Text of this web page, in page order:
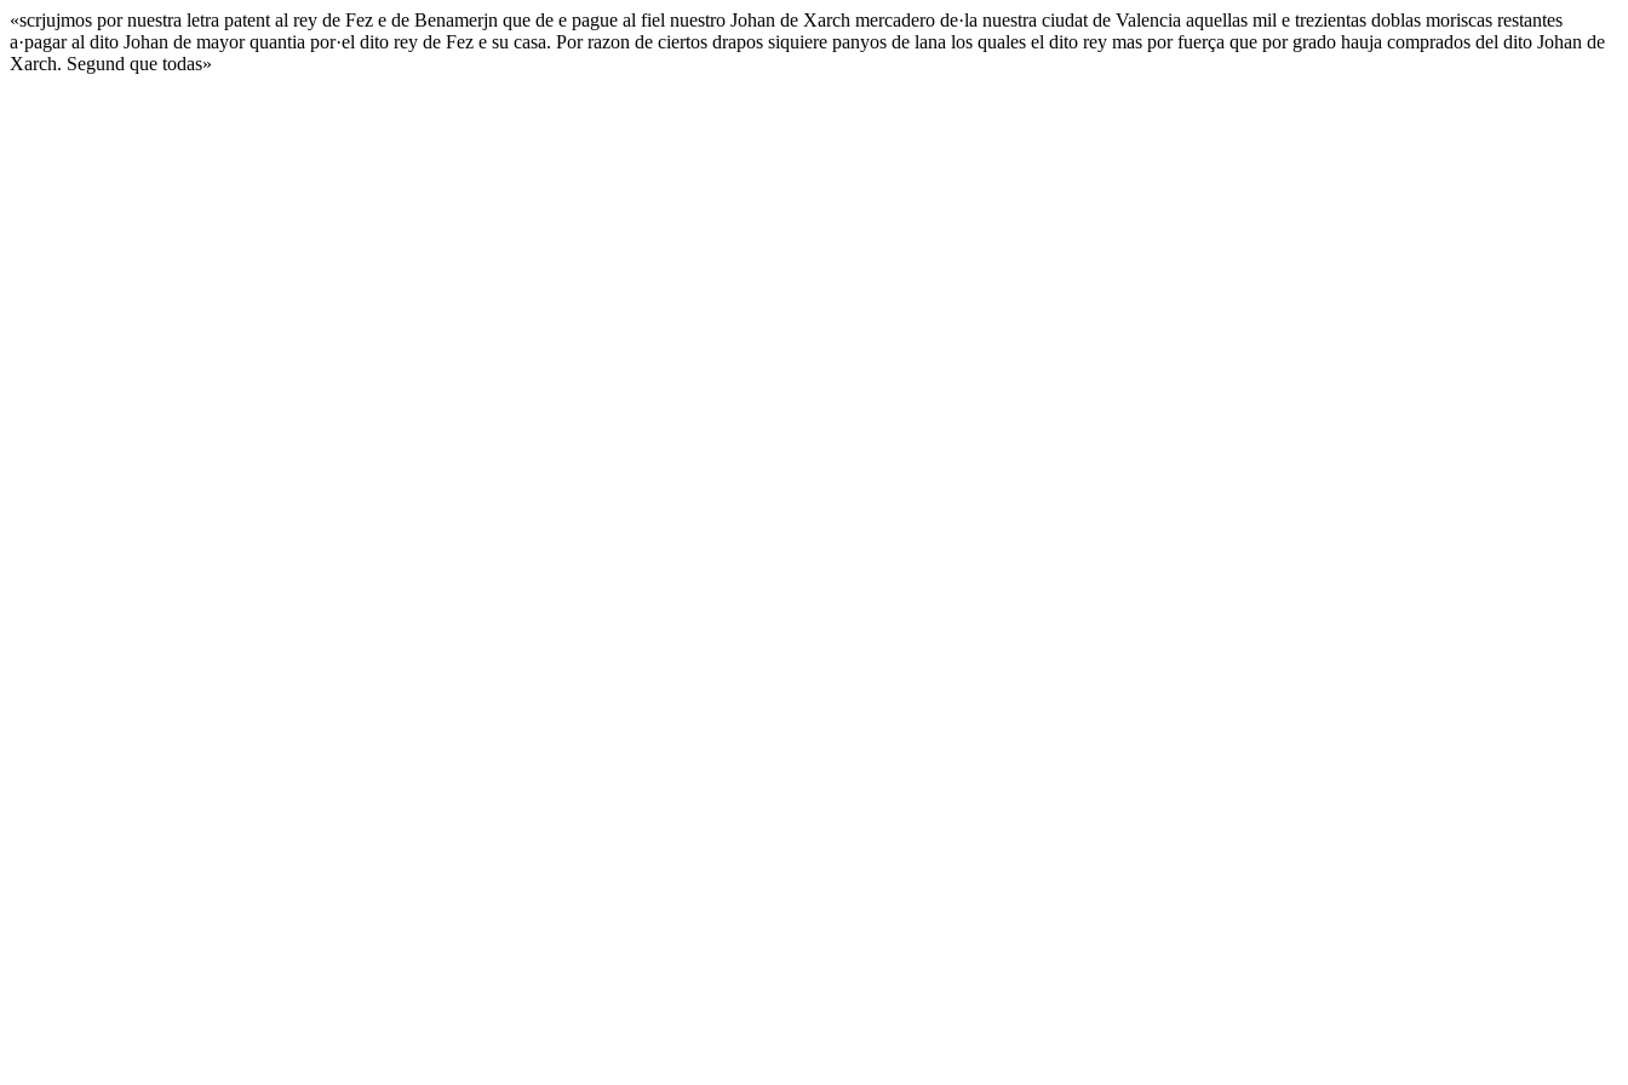
«scrjujmos por nuestra letra patent al rey de Fez e de Benamerjn que de e pague al fiel nuestro Johan de Xarch mercadero de·la nuestra ciudat de Valencia aquellas mil e trezientas doblas moriscas restantes
a·pagar al dito Johan de mayor quantia por·el dito rey de Fez e su casa. Por razon de ciertos drapos siquiere panyos de lana los quales el dito rey mas por fuerça que por grado hauja comprados del dito Johan de
Xarch. Segund que todas»